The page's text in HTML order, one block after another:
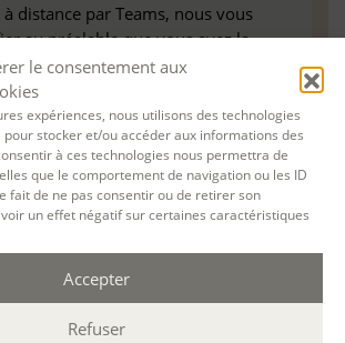
le consentement aux
expériences, nous utilisons des technologies
pour stocker et/ou accéder aux informations des
à ces technologies nous permettra de
que le comportement de navigation ou les ID
fait de ne pas consentir ou de retirer son
un effet négatif sur certaines caractéristiques
Accepter
Refuser
distance par Teams, nous vous
au préalable que vous avez la
requise pour pouvoir travailler
conditions : Configuration
pourMicrosoft Teams | Microsoft
ÉCRITURE est sensible à l’inclusion des
de handicap. Si vous avez besoin
spécifique de programme, n’hésitez pas
amont de votre inscription afin